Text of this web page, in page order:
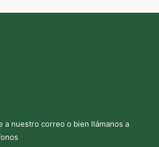
a nuestro correo o bien llámanos a